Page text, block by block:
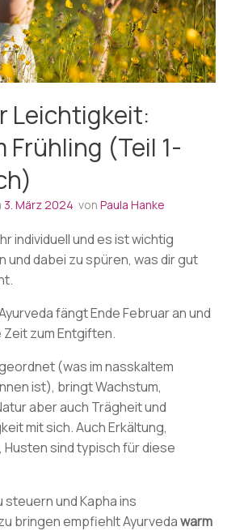
Leichtigkeit:
Frühling (Teil 1-
3. März 2024 von Paula Hanke
individuell und es ist wichtig
und dabei zu spüren, was dir gut
fängt Ende Februar an und
zum Entgiften.
(was im nasskaltem
ist), bringt Wachstum,
aber auch Trägheit und
mit sich. Auch Erkältung,
Husten sind typisch für diese
steuern und Kapha ins
bringen empfiehlt Ayurvedawarm